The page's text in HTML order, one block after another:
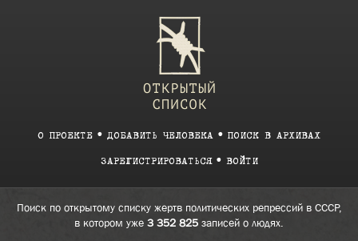
О ПРОЕКТЕ ДОБАВИТЬ ЧЕЛОВЕКА ПОИСК В АРХИВАХ
ЗАРЕГИСТРИРОВАТЬСЯ ВОЙТИ
Поиск по открытому списку жертв политических репрессий в СССР,
в котором уже 3 352 825 записей о людях.